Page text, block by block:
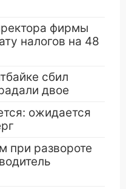
фирмы
налогов на 48
сбил
двое
ожидается
при развороте